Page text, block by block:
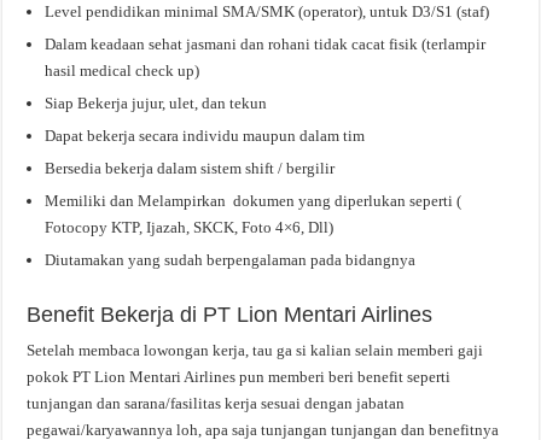
Level pendidikan minimal SMA/SMK (operator), untuk D3/S1 (staf)
Dalam keadaan sehat jasmani dan rohani tidak cacat fisik (terlampir
hasil medical check up)
Siap Bekerja jujur, ulet, dan tekun
Dapat bekerja secara individu maupun dalam tim
Bersedia bekerja dalam sistem shift / bergilir
Memiliki dan Melampirkan dokumen yang diperlukan seperti (
Fotocopy KTP, Ijazah, SKCK, Foto 4×6, Dll)
Diutamakan yang sudah berpengalaman pada bidangnya
Benefit Bekerja di PT Lion Mentari Airlines
Setelah membaca lowongan kerja, tau ga si kalian selain memberi gaji
pokok PT Lion Mentari Airlines pun memberi beri benefit seperti
tunjangan dan sarana/fasilitas kerja sesuai dengan jabatan
pegawai/karyawannya loh, apa saja tunjangan tunjangan dan benefitnya